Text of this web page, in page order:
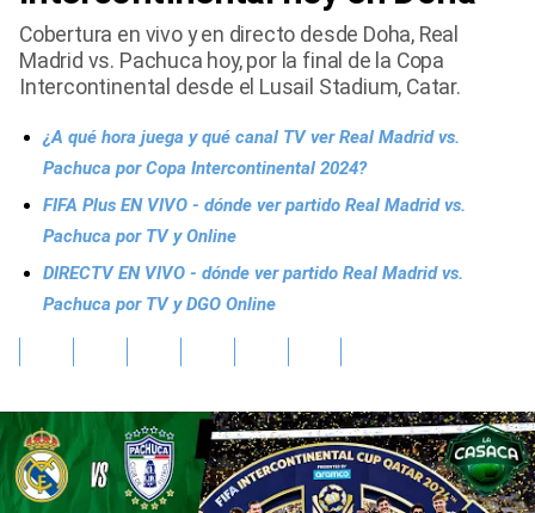
Vida Laboral
Cobertura en vivo y en directo desde Doha, Real
Madrid vs. Pachuca hoy, por la final de la Copa
Intercontinental desde el Lusail Stadium, Catar.
¿A qué hora juega y qué canal TV ver Real Madrid vs.
Pachuca por Copa Intercontinental 2024?
FIFA Plus EN VIVO - dónde ver partido Real Madrid vs.
Pachuca por TV y Online
DIRECTV EN VIVO - dónde ver partido Real Madrid vs.
Pachuca por TV y DGO Online